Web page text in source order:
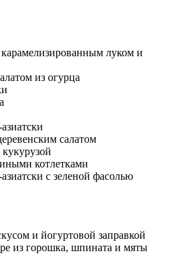
луком и
из огурца
салатом
котлетками
с зеленой фасолью
и йогуртовой заправкой
из горошка, шпината и мяты